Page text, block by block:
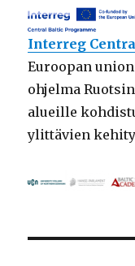
Interreg
Euroopan
ohjelma
alueille
ylittävien